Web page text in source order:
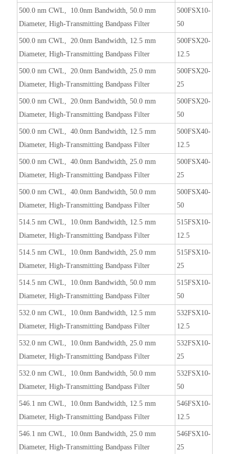
500.0 nm CWL, 10.0nm Bandwidth, 50.0 mm
Diameter, High-Transmitting Bandpass Filter
500FSX10-
50
500.0 nm CWL, 20.0nm Bandwidth, 12.5 mm
Diameter, High-Transmitting Bandpass Filter
500FSX20-
12.5
500.0 nm CWL, 20.0nm Bandwidth, 25.0 mm
Diameter, High-Transmitting Bandpass Filter
500FSX20-
25
500.0 nm CWL, 20.0nm Bandwidth, 50.0 mm
Diameter, High-Transmitting Bandpass Filter
500FSX20-
50
500.0 nm CWL, 40.0nm Bandwidth, 12.5 mm
Diameter, High-Transmitting Bandpass Filter
500FSX40-
12.5
500.0 nm CWL, 40.0nm Bandwidth, 25.0 mm
Diameter, High-Transmitting Bandpass Filter
500FSX40-
25
500.0 nm CWL, 40.0nm Bandwidth, 50.0 mm
Diameter, High-Transmitting Bandpass Filter
500FSX40-
50
514.5 nm CWL, 10.0nm Bandwidth, 12.5 mm
Diameter, High-Transmitting Bandpass Filter
515FSX10-
12.5
514.5 nm CWL, 10.0nm Bandwidth, 25.0 mm
Diameter, High-Transmitting Bandpass Filter
515FSX10-
25
514.5 nm CWL, 10.0nm Bandwidth, 50.0 mm
Diameter, High-Transmitting Bandpass Filter
515FSX10-
50
532.0 nm CWL, 10.0nm Bandwidth, 12.5 mm
Diameter, High-Transmitting Bandpass Filter
532FSX10-
12.5
532.0 nm CWL, 10.0nm Bandwidth, 25.0 mm
Diameter, High-Transmitting Bandpass Filter
532FSX10-
25
532.0 nm CWL, 10.0nm Bandwidth, 50.0 mm
Diameter, High-Transmitting Bandpass Filter
532FSX10-
50
546.1 nm CWL, 10.0nm Bandwidth, 12.5 mm
Diameter, High-Transmitting Bandpass Filter
546FSX10-
12.5
546.1 nm CWL, 10.0nm Bandwidth, 25.0 mm
Diameter, High-Transmitting Bandpass Filter
546FSX10-
25